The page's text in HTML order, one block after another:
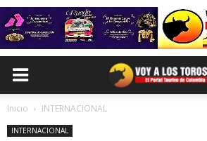
Inicio INTERNACIONAL
INTERNACIONAL